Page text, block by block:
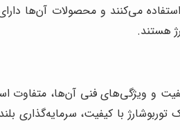
استفاده می‌کنند و محصولات آن‌ها
و ویژگی‌های فنی آن‌ها،
با کیفیت، سرمایه‌گذاری